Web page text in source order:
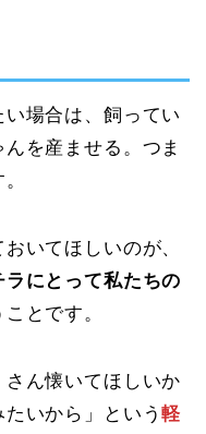
場合は、飼ってい
を産ませる。つま
いてほしいのが、
にとって私たちの
とです。
さん懐いてほしいか
たいから」という軽